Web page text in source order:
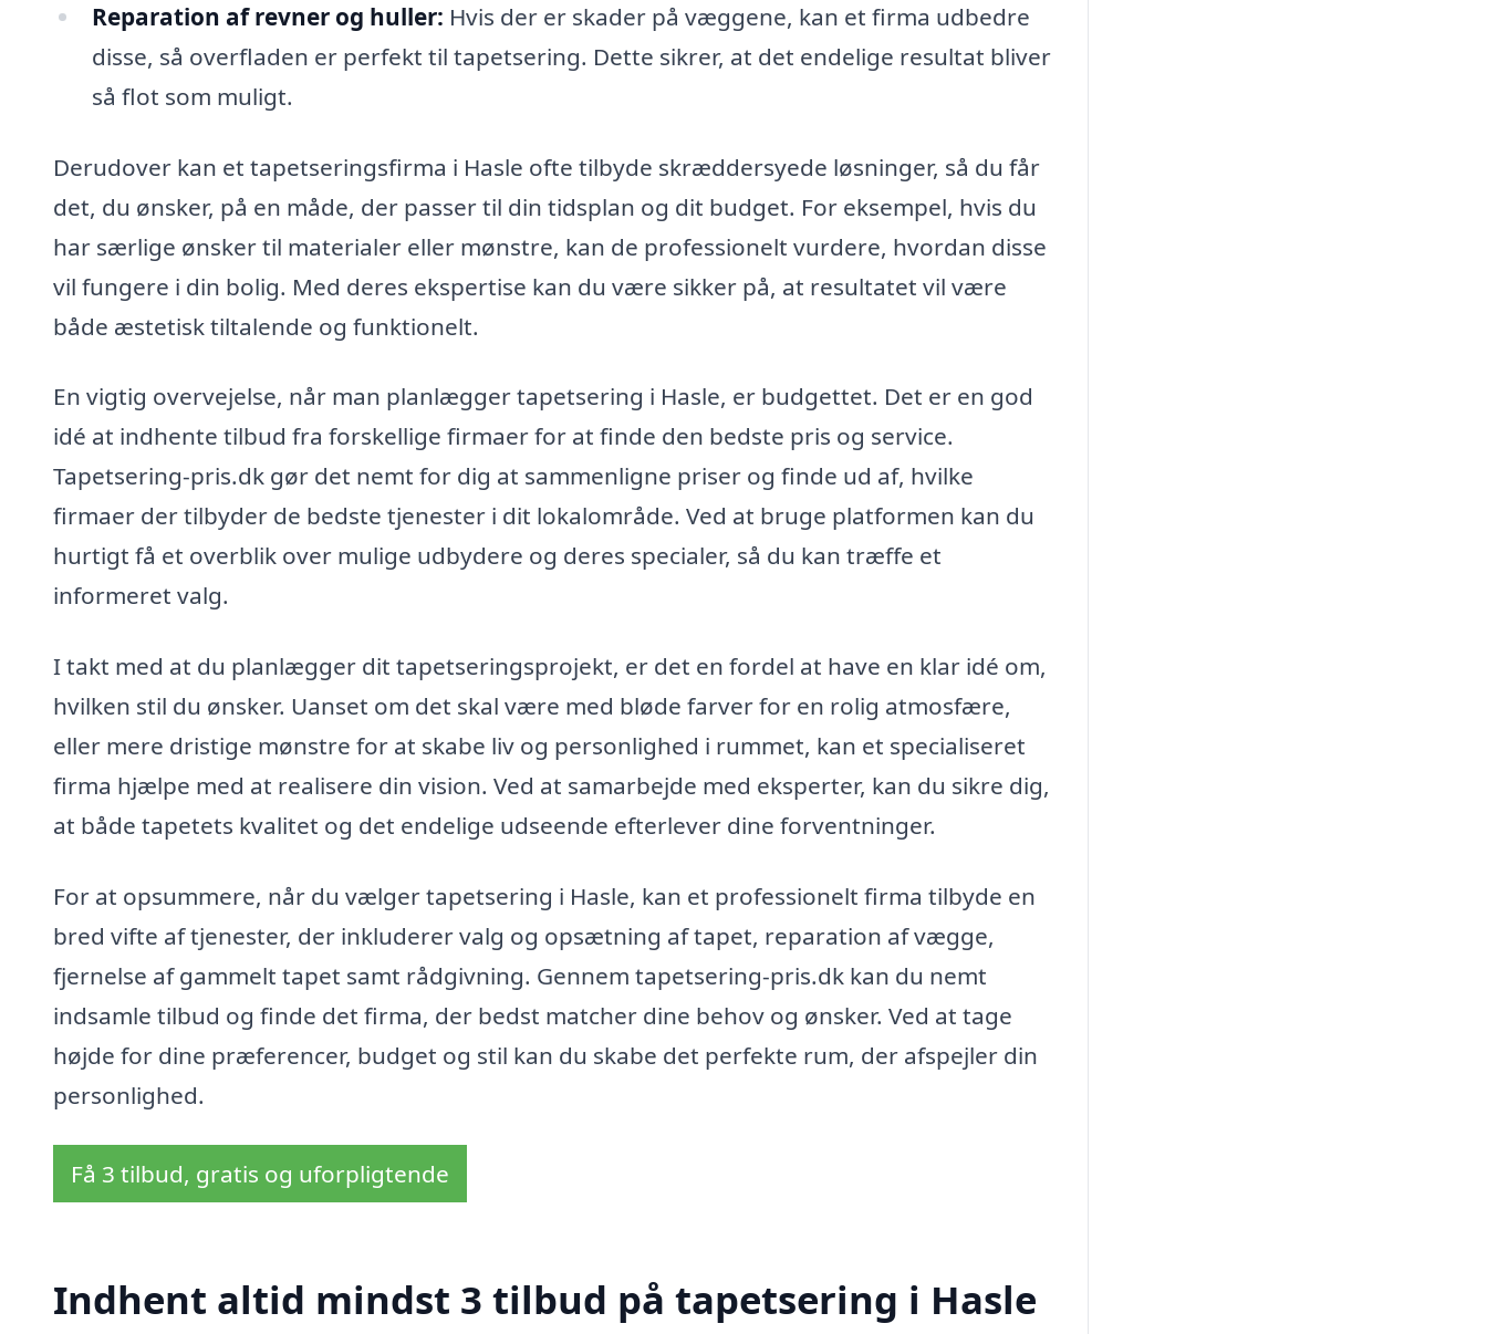
Reparation af revner og huller: Hvis der er skader på væggene, kan et firma udbedre
disse, så overfladen er perfekt til tapetsering. Dette sikrer, at det endelige resultat bliver
så flot som muligt.
Derudover kan et tapetseringsfirma i Hasle ofte tilbyde skræddersyede løsninger, så du får
det, du ønsker, på en måde, der passer til din tidsplan og dit budget. For eksempel, hvis du
har særlige ønsker til materialer eller mønstre, kan de professionelt vurdere, hvordan disse
vil fungere i din bolig. Med deres ekspertise kan du være sikker på, at resultatet vil være
både æstetisk tiltalende og funktionelt.
En vigtig overvejelse, når man planlægger tapetsering i Hasle, er budgettet. Det er en god
idé at indhente tilbud fra forskellige firmaer for at finde den bedste pris og service.
Tapetsering-pris.dk gør det nemt for dig at sammenligne priser og finde ud af, hvilke
firmaer der tilbyder de bedste tjenester i dit lokalområde. Ved at bruge platformen kan du
hurtigt få et overblik over mulige udbydere og deres specialer, så du kan træffe et
informeret valg.
I takt med at du planlægger dit tapetseringsprojekt, er det en fordel at have en klar idé om,
hvilken stil du ønsker. Uanset om det skal være med bløde farver for en rolig atmosfære,
eller mere dristige mønstre for at skabe liv og personlighed i rummet, kan et specialiseret
firma hjælpe med at realisere din vision. Ved at samarbejde med eksperter, kan du sikre dig,
at både tapetets kvalitet og det endelige udseende efterlever dine forventninger.
For at opsummere, når du vælger tapetsering i Hasle, kan et professionelt firma tilbyde en
bred vifte af tjenester, der inkluderer valg og opsætning af tapet, reparation af vægge,
fjernelse af gammelt tapet samt rådgivning. Gennem tapetsering-pris.dk kan du nemt
indsamle tilbud og finde det firma, der bedst matcher dine behov og ønsker. Ved at tage
højde for dine præferencer, budget og stil kan du skabe det perfekte rum, der afspejler din
personlighed.
Få 3 tilbud, gratis og uforpligtende
Indhent altid mindst 3 tilbud på tapetsering i Hasle